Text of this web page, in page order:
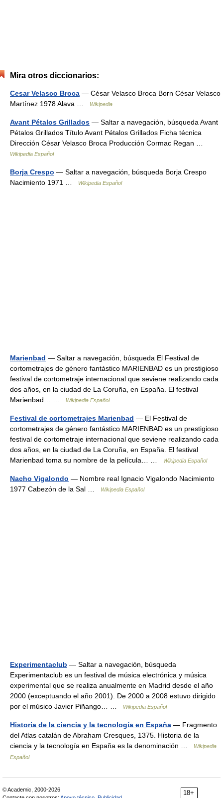
Mira otros diccionarios:
Cesar Velasco Broca — César Velasco Broca Born César Velasco
Martínez 1978 Alava …
Wikipedia
Avant Pétalos Grillados — Saltar a navegación, búsqueda Avant
Pétalos Grillados Título Avant Pétalos Grillados Ficha técnica
Dirección César Velasco Broca Producción Cormac Regan …
Wikipedia Español
Borja Crespo — Saltar a navegación, búsqueda Borja Crespo
Nacimiento 1971 …
Wikipedia Español
Marienbad — Saltar a navegación, búsqueda El Festival de
cortometrajes de género fantástico MARIENBAD es un prestigioso
festival de cortometraje internacional que seviene realizando cada
dos años, en la ciudad de La Coruña, en España. El festival
Marienbad… …
Wikipedia Español
Festival de cortometrajes Marienbad — El Festival de
cortometrajes de género fantástico MARIENBAD es un prestigioso
festival de cortometraje internacional que seviene realizando cada
dos años, en la ciudad de La Coruña, en España. El festival
Marienbad toma su nombre de la película… …
Wikipedia Español
Nacho Vigalondo — Nombre real Ignacio Vigalondo Nacimiento
1977 Cabezón de la Sal …
Wikipedia Español
Experimentaclub — Saltar a navegación, búsqueda
Experimentaclub es un festival de música electrónica y música
experimental que se realiza anualmente en Madrid desde el año
2000 (exceptuando el año 2001). De 2000 a 2008 estuvo dirigido
por el músico Javier Piñango… …
Wikipedia Español
Historia de la ciencia y la tecnología en España — Fragmento
del Atlas catalán de Abraham Cresques, 1375. Historia de la
ciencia y la tecnología en España es la denominación …
Wikipedia
Español
18+
© Academic, 2000-2026